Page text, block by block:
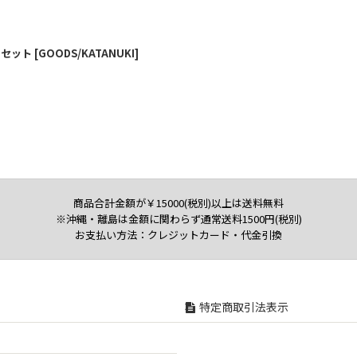
ット [GOODS/KATANUKI]
商品合計金額が￥15000(税別)以上は送料無料
※沖縄・離島は金額に関わらず通常送料1500円(税別)
お支払い方法：クレジットカード・代金引換
特定商取引法表示